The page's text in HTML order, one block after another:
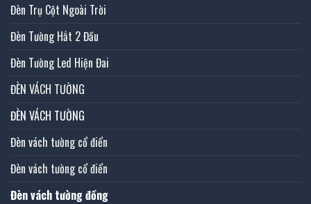
Đèn Trụ Cột Ngoài Trời
Đèn Tường Hắt 2 Đầu
Đèn Tường Led Hiện Đai
ĐÈN VÁCH TƯỜNG
ĐÈN VÁCH TƯỜNG
Đèn vách tường cổ điển
Đèn vách tường cổ điển
Đèn vách tường đồng